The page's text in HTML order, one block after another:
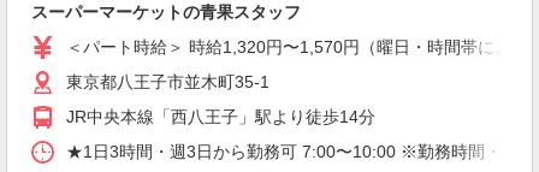
閉店業務（高校生不可）
時給1495円〜 ※時間・曜日による 時給1495
円〜
東京都八王子市北野台5-49-6
キープ 詳細を見る
スーパーマーケットの青果スタッフ
＜パート時給＞ 時給1,320円〜1,570円（曜日・時間帯によ
東京都八王子市並木町35-1
JR中央本線「西八王子」駅より徒歩14分
★1日3時間・週3日から勤務可 7:00〜10:00 ※勤務時間・日